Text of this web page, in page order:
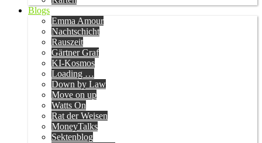
Blogs
Emma Amour
Nachtschicht
Rauszeit
Gärtner Graf
KI-Kosmos
Loading …
Down by Law
Move on up
Watts On
Rat der Weisen
MoneyTalks
Sektenblog